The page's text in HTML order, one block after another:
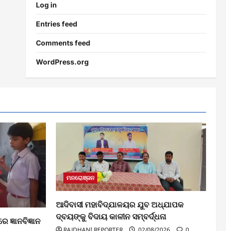
Log in
Entries feed
Comments feed
WordPress.org
ମନରୋଞ୍ଜନ
ଆଦିବାସୀ ମହାବିଦ୍ଯାଳୟର ଯୁବ ଅଧ୍ଯାପକ
ଦ୍ବୟଙ୍କୁ ବିଦାୟ କାଳୀନ ସମ୍ବର୍ଦ୍ଧନା